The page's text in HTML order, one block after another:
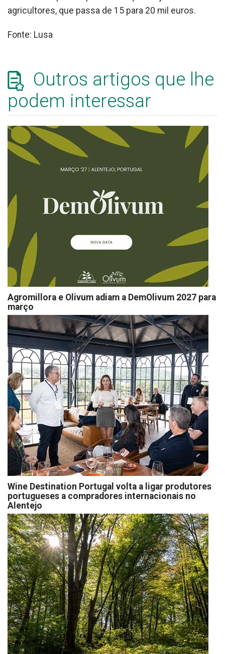
agricultores, que passa de 15 para 20 mil euros.
Fonte: Lusa
Outros artigos que lhe
podem interessar
Agromillora e Olivum adiam a DemOlivum 2027 para
março
Wine Destination Portugal volta a ligar produtores
portugueses a compradores internacionais no
Alentejo